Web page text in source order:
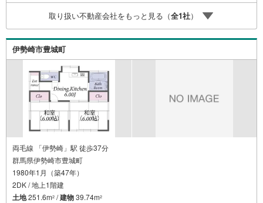
取り扱い不動産会社をもっと見る（全1社）
伊勢崎市豊城町
両毛線 「伊勢崎」駅 徒歩37分
群馬県伊勢崎市豊城町
1980年1月（築47年）
2DK / 地上1階建
土地251.6m2 /建物39.74m2